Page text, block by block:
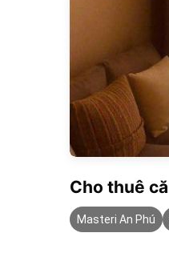
Cho thuê
Masteri An Phú